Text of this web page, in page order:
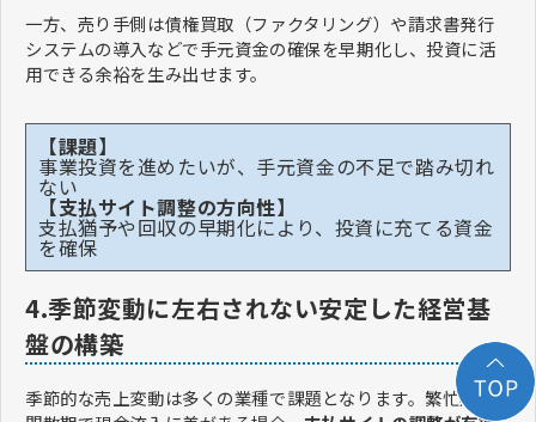
一方、売り手側は債権買取（ファクタリング）や請求書発行
システムの導入などで手元資金の確保を早期化し、投資に活
用できる余裕を生み出せます。
【課題】
事業投資を進めたいが、手元資金の不足で踏み切れ
ない
【支払サイト調整の方向性】
支払猶予や回収の早期化により、投資に充てる資金
を確保
4.季節変動に左右されない安定した経営基
盤の構築
季節的な売上変動は多くの業種で課題となります。繁忙期と